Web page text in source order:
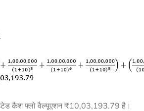
कैश फ्लो वैल्यूएशन ₹10,03,193.79 है।